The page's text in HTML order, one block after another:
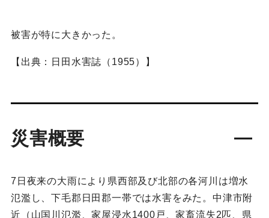
被害が特に大きかった。
【出典：日田水害誌（1955）】
災害概要
7日夜来の大雨により県西部及び北部の各河川は増水
氾濫し、下毛郡日田郡一帯では水害をみた。中津市附
近（山国川氾濫、家屋浸水1400戸、家畜流失2匹、県